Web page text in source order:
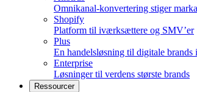
Omnikanal-konvertering stiger
Shopify
Platform til iværksættere og SMV’er
Plus
En handelsløsning til digitale
Enterprise
Løsninger til verdens største brands
Ressourcer